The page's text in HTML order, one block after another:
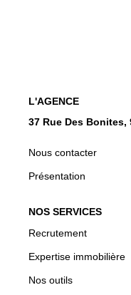
L'AGENCE
37 Rue Des Bonites,
Nous contacter
Présentation
NOS SERVICES
Recrutement
Expertise immobilière
Nos outils